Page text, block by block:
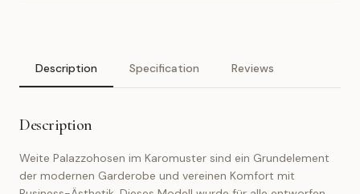
Description Specification Reviews
Description
Weite Palazzohosen im Karomuster sind ein Grundelement
der modernen Garderobe und vereinen Komfort mit